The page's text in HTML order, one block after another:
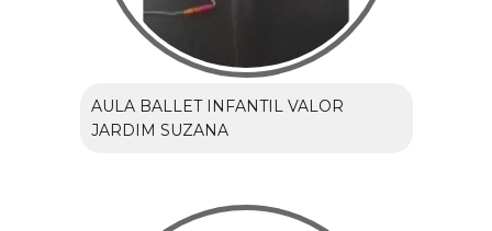
AULA BALLET INFANTIL VALOR
JARDIM SUZANA